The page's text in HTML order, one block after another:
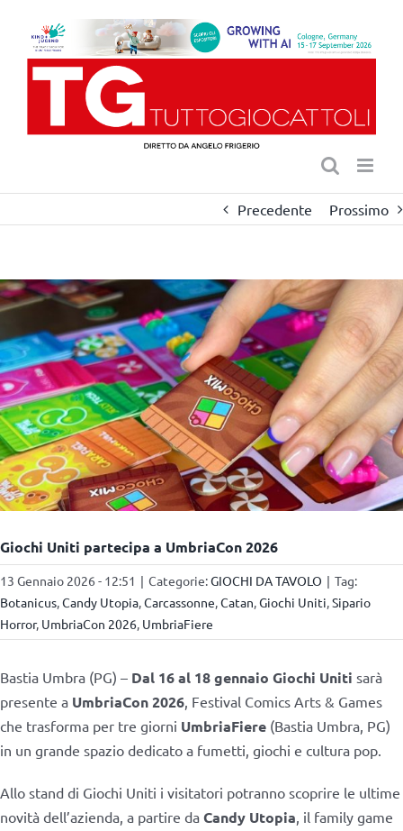
contenuto
Precedente Prossimo
Giochi Uniti partecipa a UmbriaCon 2026
13 Gennaio 2026 - 12:51 | Categorie:GIOCHI DA TAVOLO | Tag:
Botanicus,Candy Utopia,Carcassonne,Catan,Giochi Uniti,Sipario
Horror, UmbriaCon 2026, UmbriaFiere
Bastia Umbra (PG) – Dal 16 al 18 gennaio Giochi Uniti sarà
presente a UmbriaCon 2026, Festival Comics Arts & Games
che trasforma per tre giorni UmbriaFiere (Bastia Umbra, PG)
in un grande spazio dedicato a fumetti, giochi e cultura pop.
Allo stand di Giochi Uniti i visitatori potranno scoprire le ultime
novità dell’azienda, a partire da Candy Utopia, il family game